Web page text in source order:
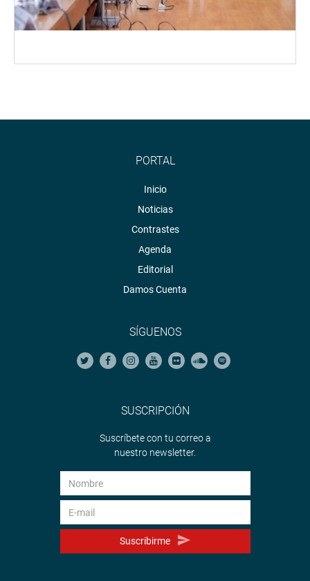
PORTAL
Inicio
Noticias
Contrastes
Agenda
Editorial
Damos Cuenta
SÍGUENOS
SUSCRIPCIÓN
Suscríbete con tu correo a
nuestro newsletter.
Suscribirme